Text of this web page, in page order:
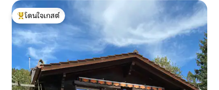
โดนใจเกสต์ที่สุด
โดนใจเกสต์